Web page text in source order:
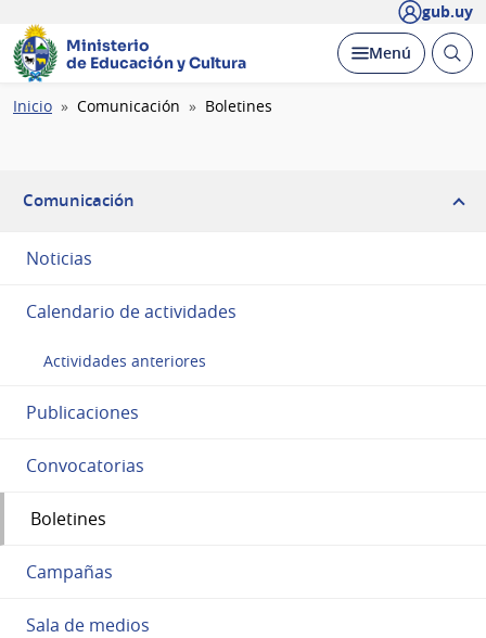
gub.uy
Ministerio
de Educación y Cultura
Desplegar
Menú Abrir
Ruta
Inicio Comunicación Boletines
Comunicación
Noticias
Calendario de actividades
Actividades anteriores
Publicaciones
Convocatorias
Boletines
Campañas
Sala de medios